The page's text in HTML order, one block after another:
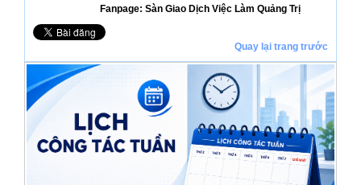
Fanpage: Sàn Giao Dịch Việc Làm Quảng Trị
Quay lại trang trước